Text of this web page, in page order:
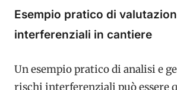
Esempio pratico di
interferenziali in cantiere
Un esempio pratico di analisi e
rischi interferenziali può essere